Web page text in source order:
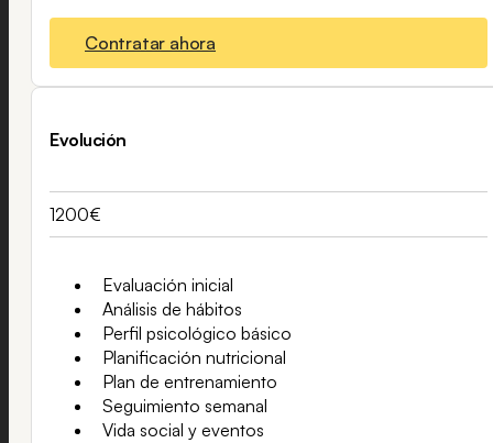
Contratar ahora
Evolución
1200€
Evaluación inicial
Análisis de hábitos
Perfil psicológico básico
Planificación nutricional
Plan de entrenamiento
Seguimiento semanal
Vida social y eventos